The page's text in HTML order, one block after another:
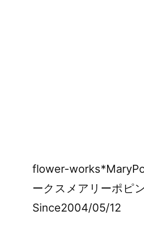
flower-
ークスメアリーポピ
Since2004/05/12